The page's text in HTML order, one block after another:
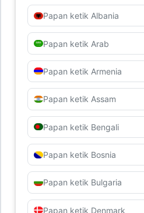
Papan ketik Albania
Papan ketik Arab
Papan ketik Armenia
Papan ketik Assam
Papan ketik Bengali
Papan ketik Bosnia
Papan ketik Bulgaria
Papan ketik Denmark